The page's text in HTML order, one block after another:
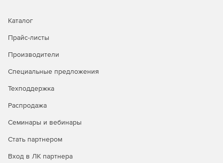
Каталог
Прайс-листы
Производители
Специальные предложения
Техподдержка
Распродажа
Семинары и вебинары
Стать партнером
Вход в ЛК партнера